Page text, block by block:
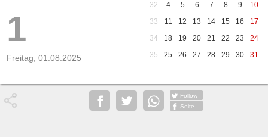
1
Freitag, 01.08.2025
32
4 5 6 7 8 9
10
33
11 12 13 14 15 16
17
34
18 19 20 21 22 23
24
35
25 26 27 28 29 30 31
Follow
Seite